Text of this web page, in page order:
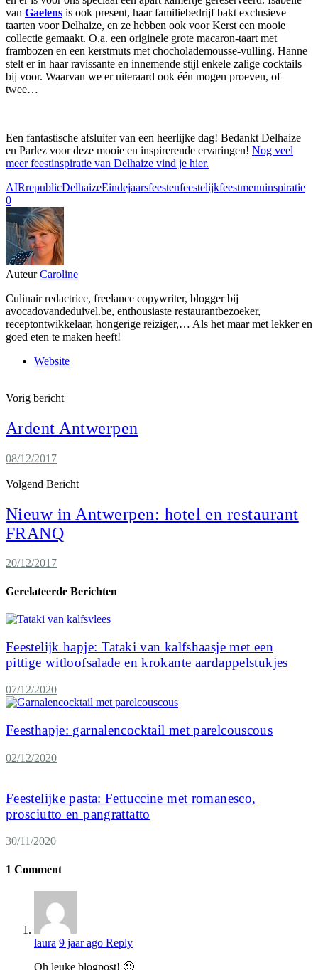
van Gaelens is ook present, haar familiebedrijf bakt exclusieve
taarten voor Delhaize, en ze hebben ook voor Kerst een mooie
collectie gemaakt. O.a. een originele grote macaron-taart met
frambozen en een kerstmuts met chocholademousse-vulling. Hanne
stelt er in haar ravissante en innemende stijl enkele zalige cocktails
bij voor. Waarvan we er uiteraard ook één mogen proeven, of
twee…
Een fantastische afsluiter van een heerlijke dag! Bedankt Delhaize
en Parlez voor deze mooie en inspirerende ervaringen! Nog veel
meer feestinspiratie van Delhaize vind je hier.
AIRrepublicDelhaizeEindejaarsfeestenfeestelijkfeestmenuinspiratie
0
Auteur Caroline
Culinair redactrice, freelance copywriter, blogger bij
avocadovandeduivel.be, enthousiaste restaurantbezoeker,
receptontwikkelaar, hongerige reiziger,… Als het maar met lekker en
goed eten te maken heeft!
Website
Vorig bericht
Ardent Antwerpen
08/12/2017
Volgend Bericht
Nieuw in Antwerpen: hotel en restaurant
FRANQ
20/12/2017
Gerelateerde Berichten
Feestelijk hapje: Tataki van kalfshaasje met een
pittige witloofsalade en krokante aardappelstukjes
07/12/2020
Feesthapje: garnalencocktail met parelcouscous
02/12/2020
Feestelijke pasta: Fettuccine met romanesco,
prosciutto en pangrattatto
30/11/2020
1 Comment
laura 9 jaar ago Reply
Oh leuke blogpost! 🙂